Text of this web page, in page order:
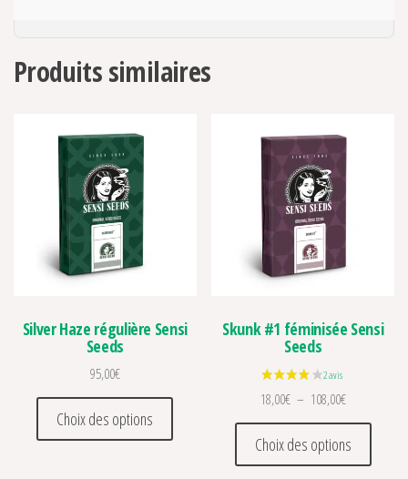
Produits similaires
Silver Haze régulière Sensi
Seeds
95,00€
Choix des options
Ce produit a plusieurs variations. Les
Skunk #1 féminisée Sensi
Seeds
18,00€ – 108,00€Plage de
Choix des options
Ce